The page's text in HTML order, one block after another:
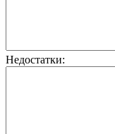
Недостатки: